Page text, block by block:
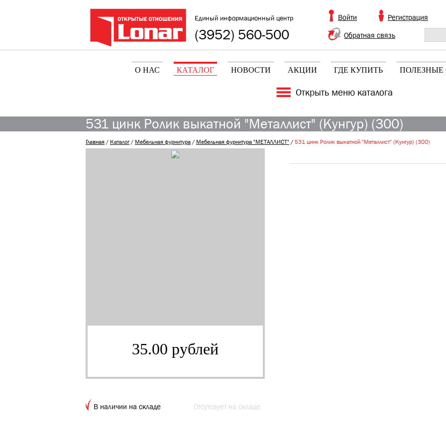
Единый информационный центр
(3952) 560-500
Войти
Регистрация
Обратная связь
О НАС КАТАЛОГ НОВОСТИ АКЦИИ ГДЕ КУПИТЬ ПОЛЕЗНЫЕ
Открыть меню каталога
531 цинк Ролик выкатной "Металлист" (Кунгур) (300)
Главная/ Каталог/ Мебельная фурнитура/ Мебельная фурнитура "МЕТАЛЛИСТ"/531 цинк Ролик выкатной "Металлист" (Кунгур) (300)
35.00 рублей
В наличии на складе Отсутсвует на складе